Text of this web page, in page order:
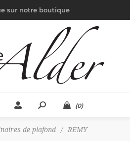
sur notre boutique
(0)
de plafond / REMY